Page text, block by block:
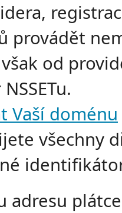
provádět
od
Vaší doménu
všechny
adresu